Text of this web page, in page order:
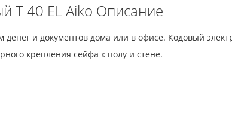
T 40 EL Aiko Описание
и документов дома или в офисе. Кодовый
крепления сейфа к полу и стене.